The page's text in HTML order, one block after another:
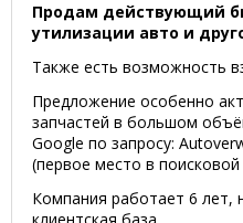
Продам действующий
утилизации авто и
Также есть возможность
Предложение особенно
запчастей в большом
Google по запросу:
(первое место в
Компания работает 6 лет,